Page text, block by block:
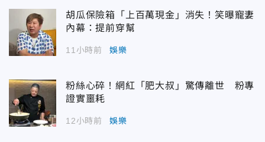
胡瓜保險箱「上百萬現金」消失！笑曝寵妻
內幕：提前穿幫
11小時前 娛樂
粉絲心碎！網紅「肥大叔」驚傳離世 粉專
證實噩耗
12小時前 娛樂